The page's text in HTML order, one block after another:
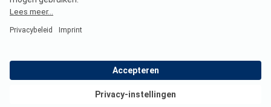
Wet digitale diensten